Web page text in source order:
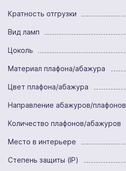
Кратность отгрузки
Вид ламп
Цоколь
Материал плафона/абажура
Цвет плафона/абажура
Направление абажуров/плафонов
Количество плафонов/абажуров
Место в интерьере
Степень защиты (IP)